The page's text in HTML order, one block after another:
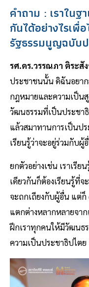
คำถาม : เราในฐ
กันได้อย่างไรเพื่
รัฐธรรมนูญฉบับ
รศ.ดร.วรรณภา ติระสั
ประชาชนนั้น ดิฉันอยา
กฎหมายและความเป็น
วัฒนธรรมที่เป็นประชา
แล้วสมาทานการเป็นป
เรียนรู้ว่าจะอยู่ร่วมกับผู้
ยกตัวอย่างเช่น เราเรี
เดียวกันก็ต้องเรียนรู้ที่จ
จะถกเถียงกับผู้อื่น แต่ก็
แตกต่างหลากหลายจา
ฝึกเราทุกคนให้มีวัฒนธ
ความเป็นประชาธิปไต